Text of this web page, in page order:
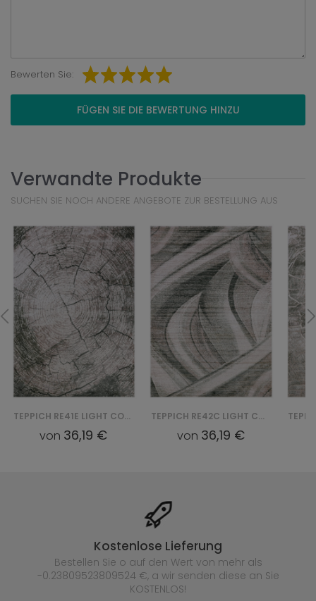
Bewerten Sie:
FÜGEN SIE DIE BEWERTUNG HINZU
Verwandte Produkte
SUCHEN SIE NOCH ANDERE ANGEBOTE ZUR BESTELLUNG AUS
TEPPICH RE41E LIGHT COMO YAT - BEŻOWY
von 36,19 €
TEPPICH RE42C LIGHT COMO YAT - BEŻOWY
von 36,19 €
Kostenlose Lieferung
Bestellen Sie o auf den Wert von mehr als
-0.23809523809524 €, a wir senden diese an Sie
KOSTENLOS!